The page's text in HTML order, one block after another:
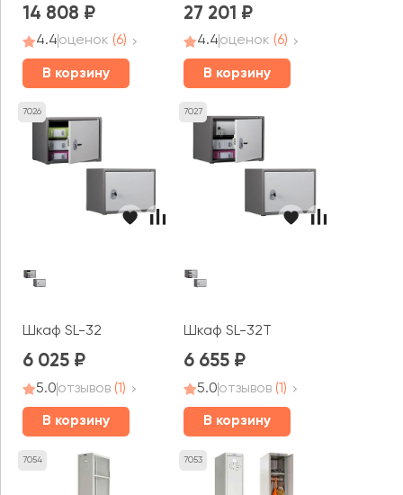
14 808
4.4оценок (6)
В корзину
27 201
4.4оценок (6)
В корзину
7026
Шкаф SL-32
6 025
5.0отзывов (1)
В корзину
7027
Шкаф SL-32T
6 655
5.0отзывов (1)
В корзину
7054 7053